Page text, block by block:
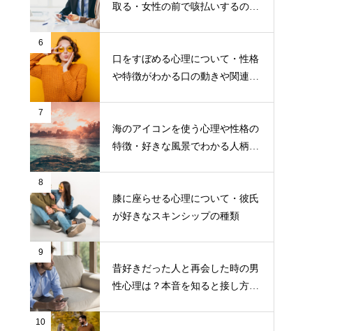
取る・女性の前で咳払いするのは
6
口をすぼめる心理について・性格
や特徴がわかる口の動きや関連す
7
海のアイコンを使う心理や性格の
特徴・好きな風景でわかる人柄に
8
膝に座らせる心理について・彼氏
が好きなスキンシップの種類
9
昔好きだった人と再会した時の男
性心理は？本音を知ると接し方が
10